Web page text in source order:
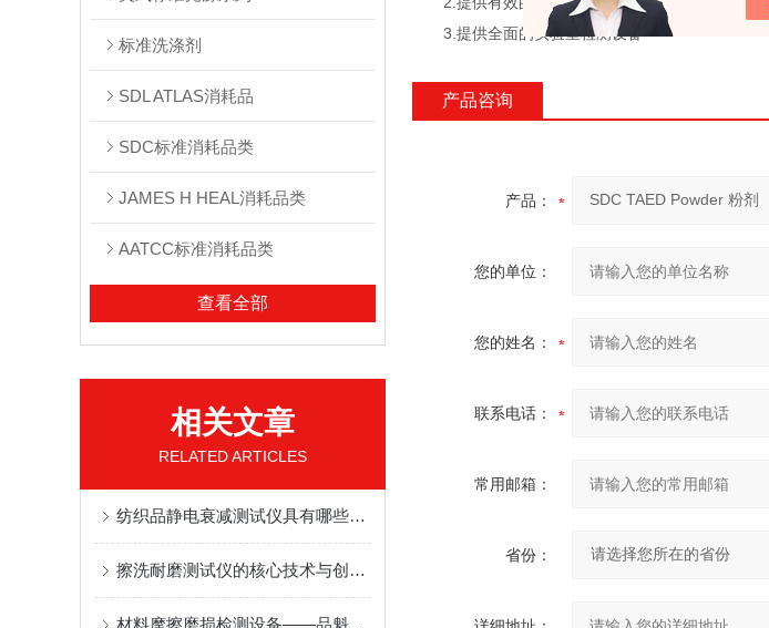
标准洗涤剂
SDL ATLAS消耗品
SDC标准消耗品类
JAMES H HEAL消耗品类
AATCC标准消耗品类
查看全部
相关文章
RELATED ARTICLES
纺织品静电衰减测试仪具有哪些突出特点
擦洗耐磨测试仪的核心技术与创新设计
材料摩擦磨损检测设备——品魁TE56多工位环块试验机厂商应用场景汇总
3.提供全面的实验室检测设备
产品咨询
产品：
您的单位：
您的姓名：
联系电话：
常用邮箱：
省份：